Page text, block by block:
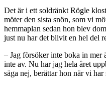
Det är i ett soldränkt Rögle
möter den sista snön, som vi
hemmaplan sedan hon blev
just nu har det blivit en hel del
– Jag försöker inte boka in mer
inte av. Nu har jag hela året
säga nej, berättar hon när vi